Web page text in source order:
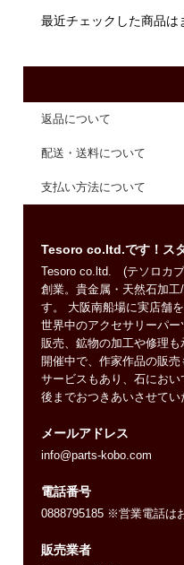
最近チェックした商品は
返品について
配送・送料について
支払い方法について
Tesoro co.ltd.です！ス
Tesoro co.ltd. (テソロカ
創業。貴金属・天然石加
す。 大阪南船場に実店舗
世界中のアクセサリーパ
販売、鉱物の加工や修理
開催中で、作家作品の販
サービスもあり、石にお
後までおつきあいさせてい
メールアドレス
info@parts-kobo.com
電話番号
0888795185 ※営業電話は
販売業者